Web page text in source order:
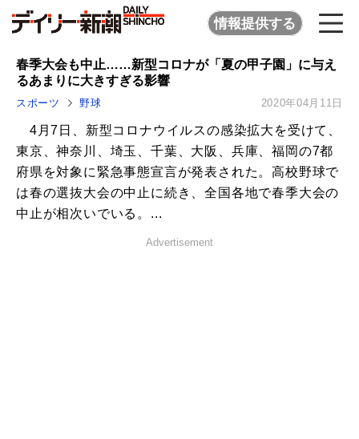
情報提供する
春季大会も中止……新型コロナが「夏の甲子園」に与え
るあまりに大きすぎる影響
スポーツ 野球 2020年04月11日
4月7日、新型コロナウイルスの感染拡大を受けて、
東京、神奈川、埼玉、千葉、大阪、兵庫、福岡の7都
府県を対象に緊急事態宣言が発表された。高校野球で
は春の選抜大会の中止に続き、全国各地で春季大会の
中止が相次いでいる。...
Advertisement